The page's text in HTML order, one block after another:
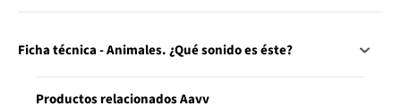
Ficha técnica - Animales. ¿Qué sonido es éste?
Productos relacionados Aavv